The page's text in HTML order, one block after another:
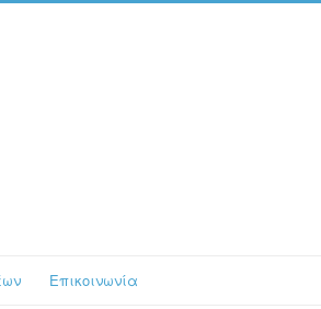
Επικοινωνία